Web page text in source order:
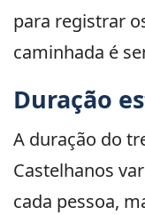
para registrar
caminhada é
Duração
A duração do
Castelhanos
cada pessoa,